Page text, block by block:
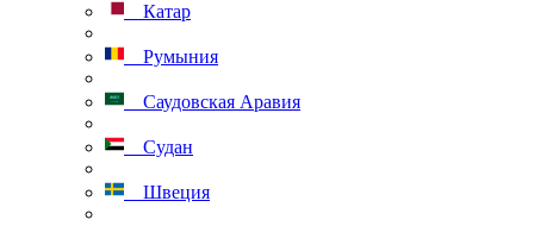
Катар
Румыния
Саудовская Аравия
Судан
Швеция